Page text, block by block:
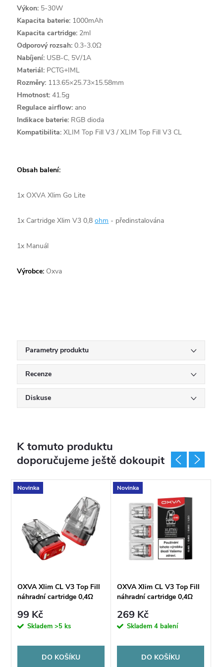
Výkon: 5-30W
Kapacita baterie: 1000mAh
Kapacita cartridge: 2ml
Odporový rozsah: 0.3-3.0Ω
Nabíjení: USB-C, 5V/1A
Materiál: PCTG+IML
Rozměry: 113.65×25.73×15.58mm
Hmotnost: 41.5g
Regulace airflow: ano
Indikace baterie: RGB dioda
Kompatibilita: XLIM Top Fill V3 / XLIM Top Fill V3 CL
Obsah balení:
1x OXVA Xlim Go Lite
1x Cartridge Xlim V3 0,8ohm - předinstalována
1x Manuál
Výrobce: Oxva
Parametry produktu
Recenze
Diskuse
K tomuto produktu
doporučujeme ještě dokoupit
Novinka
OXVA Xlim CL V3 Top Fill
náhradní cartridge 0,4Ω
99 Kč
Skladem>5 ks
DO KOŠÍKU
Novinka
OXVA Xlim CL V3 Top Fill
náhradní cartridge 0,4Ω
269 Kč
Skladem4 balení
DO KOŠÍKU